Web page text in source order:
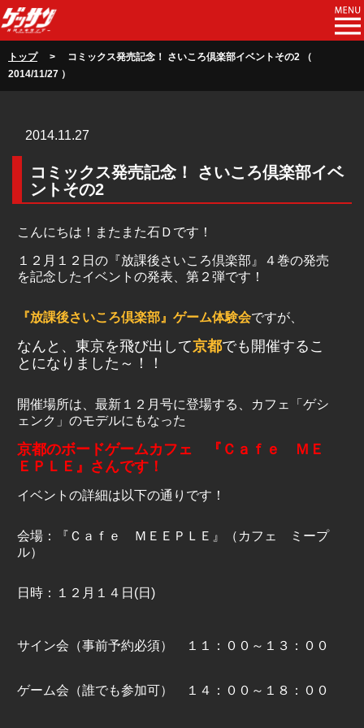
トップ> コミックス発売記念！ さいころ倶楽部イベントその2 （
2014/11/27 ）
2014.11.27
コミックス発売記念！ さいころ倶楽部イベ
ントその2
こんにちは！またまた石Ｄです！
１２月１２日の『放課後さいころ倶楽部』４巻の発売
を記念したイベントの発表、第２弾です！
『放課後さいころ倶楽部』ゲーム体験会ですが、
なんと、東京を飛び出して京都でも開催するこ
とになりました～！！
開催場所は、最新１２月号に登場する、カフェ「ゲシ
ェンク」のモデルにもなった
京都のボードゲームカフェ 『Ｃａｆｅ ＭＥ
ＥＰＬＥ』さんです！
イベントの詳細は以下の通りです！
会場：『Ｃａｆｅ ＭＥＥＰＬＥ』（カフェ ミープ
ル）
日時：１２月１４日(日)
サイン会（事前予約必須） １１：００～１３：００
ゲーム会（誰でも参加可） １４：００～１８：００